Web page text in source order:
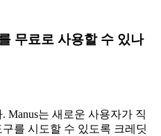
무료로 사용할 수 있나
Manus는 새로운 사용자가 직
를 시도할 수 있도록 크레딧